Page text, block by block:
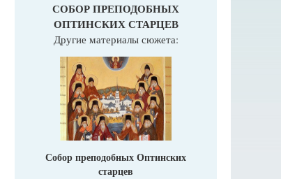
СОБОР ПРЕПОДОБНЫХ
ОПТИНСКИХ СТАРЦЕВ
Другие материалы сюжета:
Собор преподобных Оптинских
старцев